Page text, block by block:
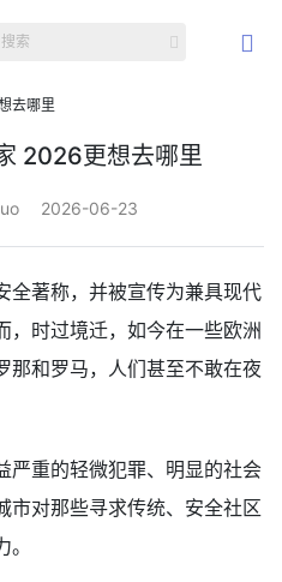
去哪里
2026更想去哪里
2026-06-23
全著称，并被宣传为兼具现代
，时过境迁，如今在一些欧洲
那和罗马，人们甚至不敢在夜
严重的轻微犯罪、明显的社会
市对那些寻求传统、安全社区